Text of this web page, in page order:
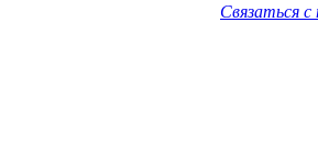
Связаться